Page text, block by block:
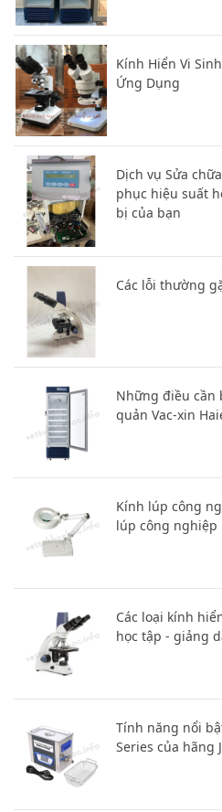
Kính Hiển Vi
Ứng Dụng
Dịch vụ Sửa
phục hiệu suất
bị của bạn
Các lỗi thường
Những điều cần
quản Vac-xin
Kính lúp công
lúp công nghiệp
Các loại kính
học tập - giảng
Tính năng nổi
Series của hãng